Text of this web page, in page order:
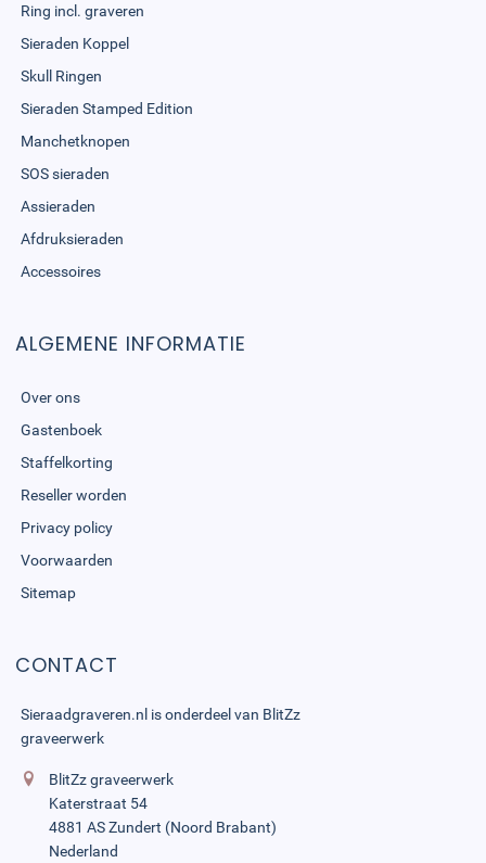
Ring incl. graveren
Sieraden Koppel
Skull Ringen
Sieraden Stamped Edition
Manchetknopen
SOS sieraden
Assieraden
Afdruksieraden
Accessoires
ALGEMENE INFORMATIE
Over ons
Gastenboek
Staffelkorting
Reseller worden
Privacy policy
Voorwaarden
Sitemap
CONTACT
Sieraadgraveren.nl is onderdeel van BlitZz
graveerwerk
BlitZz graveerwerk
Katerstraat 54
4881 AS Zundert (Noord Brabant)
Nederland